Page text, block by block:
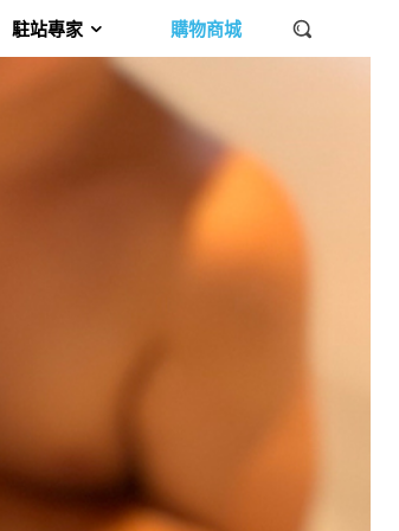
駐站專家 購物商城